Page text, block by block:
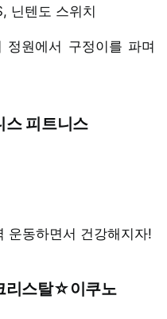
닌텐도 스위치
원에서 구정이를 파며
스 피트니스
운동하면서 건강해지자!
리스탈☆이쿠노